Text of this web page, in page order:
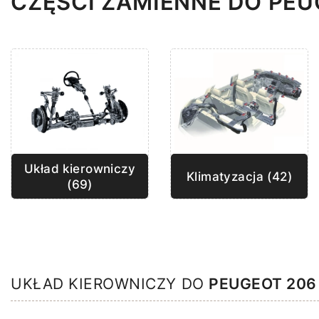
Układ kierowniczy
(69)
Klimatyzacja (42)
UKŁAD KIEROWNICZY DO PEUGEOT 206